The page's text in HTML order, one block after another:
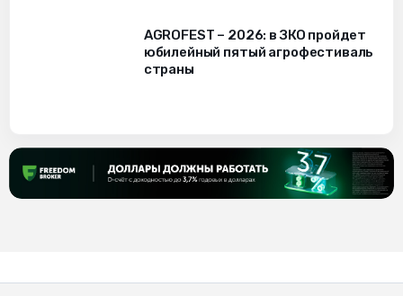
AGROFEST – 2026: в ЗКО пройдет
юбилейный пятый агрофестиваль
страны